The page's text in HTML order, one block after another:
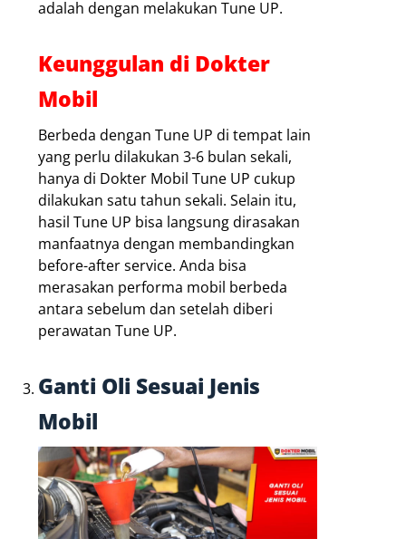
adalah dengan melakukan Tune UP.
Keunggulan di Dokter
Mobil
Berbeda dengan Tune UP di tempat lain
yang perlu dilakukan 3-6 bulan sekali,
hanya di Dokter Mobil Tune UP cukup
dilakukan satu tahun sekali. Selain itu,
hasil Tune UP bisa langsung dirasakan
manfaatnya dengan membandingkan
before-after service. Anda bisa
merasakan performa mobil berbeda
antara sebelum dan setelah diberi
perawatan Tune UP.
Ganti Oli Sesuai Jenis
Mobil